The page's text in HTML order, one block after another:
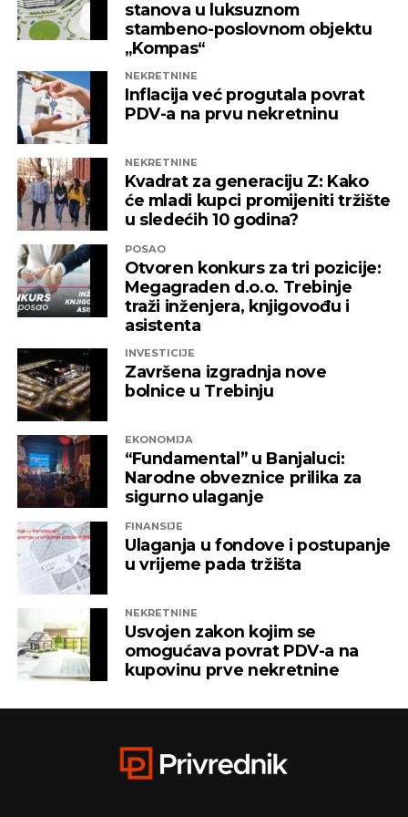
stanova u luksuznom
stambeno-poslovnom objektu
„Kompas“
NEKRETNINE
Inflacija već progutala povrat
PDV-a na prvu nekretninu
NEKRETNINE
Kvadrat za generaciju Z: Kako
će mladi kupci promijeniti tržište
u sledećih 10 godina?
POSAO
Otvoren konkurs za tri pozicije:
Megagraden d.o.o. Trebinje
traži inženjera, knjigovođu i
asistenta
INVESTICIJE
Završena izgradnja nove
bolnice u Trebinju
EKONOMIJA
“Fundamental” u Banjaluci:
Narodne obveznice prilika za
sigurno ulaganje
FINANSIJE
Ulaganja u fondove i postupanje
u vrijeme pada tržišta
NEKRETNINE
Usvojen zakon kojim se
omogućava povrat PDV-a na
kupovinu prve nekretnine